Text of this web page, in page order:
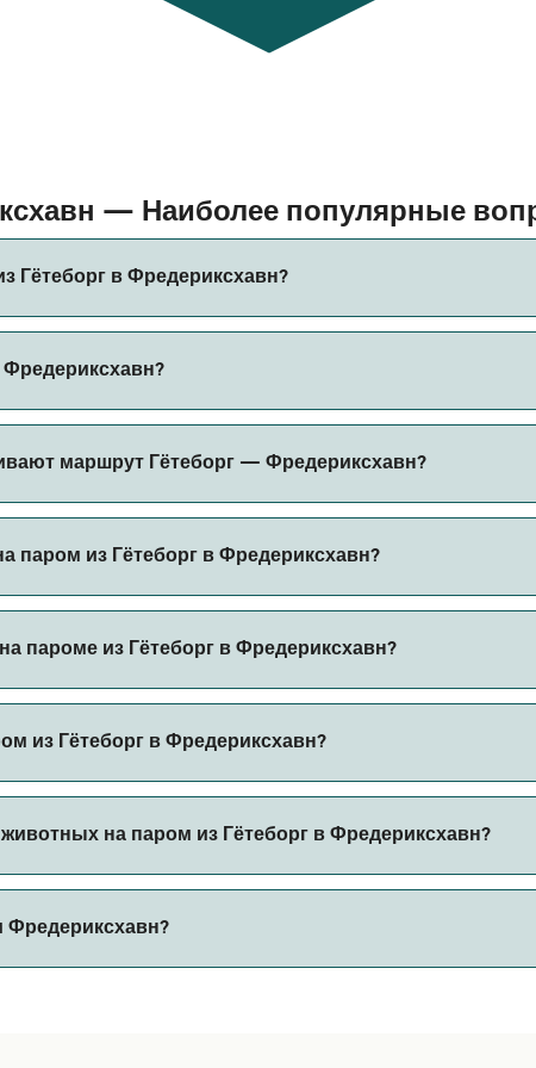
— Наиболее популярные
Гётеборг в Фредериксхавн?
проверить актуальную информацию через наш Поиск
Фредериксхавн?
за бронирование.
маршрут Гётеборг — Фредериксхавн?
паром из Гётеборг в Фредериксхавн?
пароме из Гётеборг в Фредериксхавн?
из Гётеборг в Фредериксхавн?
на паром из Гётеборг в Фредериксхавн?
парома. В настоящее время вы можете брать животных
Фредериксхавн?